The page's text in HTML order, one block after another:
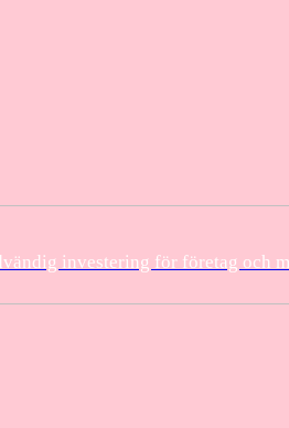
investering för företag och